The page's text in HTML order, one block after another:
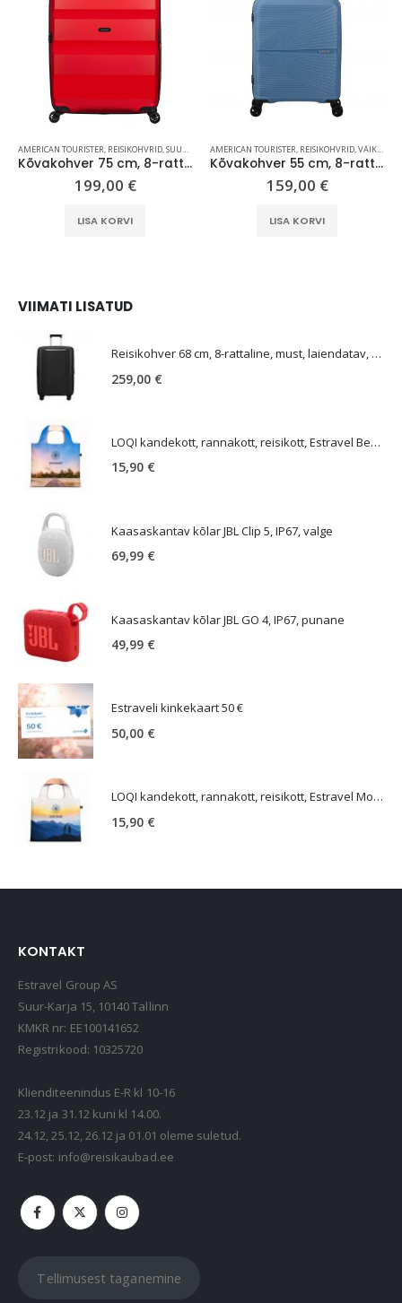
AMERICAN TOURISTER, REISIKOHVRID,SUURED KOHVRID (70 CM +)
Kõvakohver 75 cm, 8-rattaline, punane (Magma Red), laiendatav, TSA koodlukk, American Tourister Bon Air DLX
199,00 €
LISA KORVI
AMERICAN TOURISTER, REISIKOHVRID,VÄIKESED KOHVRID (KUNI 59 CM)
Kõvakohver 55 cm, 8-rattaline, sinine (Coronet Blue), TSA koodlukk, American Tourister Airconic
159,00 €
LISA KORVI
VIIMATI LISATUD
Reisikohver 68 cm, 8-rattaline, must, laiendatav, TSA koodlukk, Samsonite Upscape
259,00 €
LOQI kandekott, rannakott, reisikott, Estravel Beach Bag
15,90 €
Kaasaskantav kõlar JBL Clip 5, IP67, valge
69,99 €
Kaasaskantav kõlar JBL GO 4, IP67, punane
49,99 €
Estraveli kinkekaart 50 €
50,00 €
LOQI kandekott, rannakott, reisikott, Estravel Mountain Bag
15,90 €
KONTAKT
Estravel Group AS
Suur-Karja 15, 10140 Tallinn
KMKR nr: EE100141652
Registrikood: 10325720
Klienditeenindus E-R kl 10-16
23.12 ja 31.12 kuni kl 14.00.
24.12, 25.12, 26.12 ja 01.01 oleme suletud.
E-post: info@reisikaubad.ee
Tellimusest taganemine